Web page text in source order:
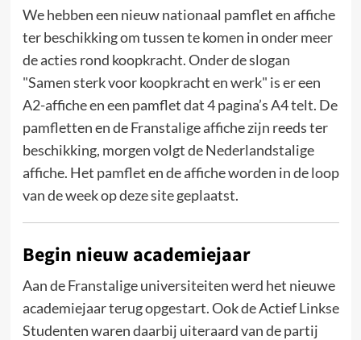
We hebben een nieuw nationaal pamflet en affiche
ter beschikking om tussen te komen in onder meer
de acties rond koopkracht. Onder de slogan
"Samen sterk voor koopkracht en werk" is er een
A2-affiche en een pamflet dat 4 pagina’s A4 telt. De
pamfletten en de Franstalige affiche zijn reeds ter
beschikking, morgen volgt de Nederlandstalige
affiche. Het pamflet en de affiche worden in de loop
van de week op deze site geplaatst.
Begin nieuw academiejaar
Aan de Franstalige universiteiten werd het nieuwe
academiejaar terug opgestart. Ook de Actief Linkse
Studenten waren daarbij uiteraard van de partij